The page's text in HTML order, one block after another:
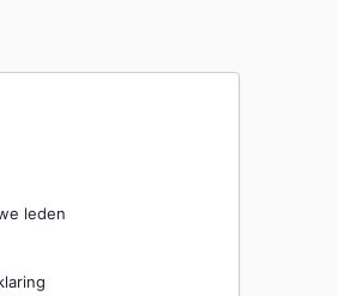
leden